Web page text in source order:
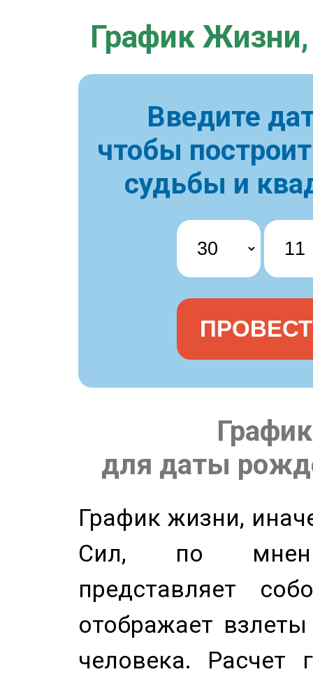
График Жизни,
Введите
чтобы
судьбы и
для даты
График жизни,
Сил, по
представляет
отображает
человека. Расчет